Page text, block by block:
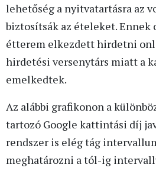
lehetőség a nyitvatartásra az
biztosítsák az ételeket. Ennek
étterem elkezdett hirdetni
hirdetési versenytárs miatt a
emelkedtek.
Az alábbi grafikonon a
tartozó Google kattintási díj
rendszer is elég tág
meghatározni a tól-ig